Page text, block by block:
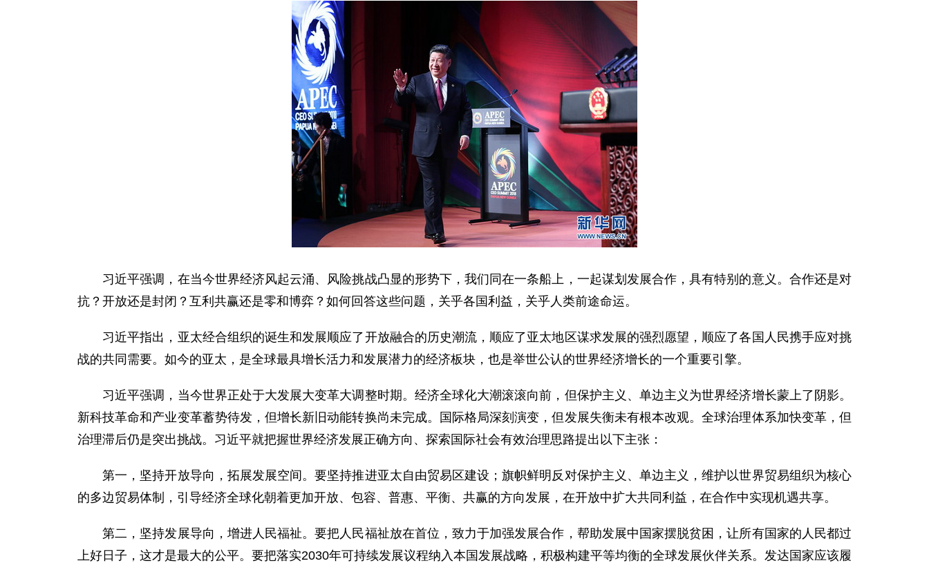
习近平强调，在当今世界经济风起云涌、风险挑战凸显的形势下，我们同在一条船上，一起谋划发展合作，具有特别的意义。合作还是对
抗？开放还是封闭？互利共赢还是零和博弈？如何回答这些问题，关乎各国利益，关乎人类前途命运。
习近平指出，亚太经合组织的诞生和发展顺应了开放融合的历史潮流，顺应了亚太地区谋求发展的强烈愿望，顺应了各国人民携手应对挑
战的共同需要。如今的亚太，是全球最具增长活力和发展潜力的经济板块，也是举世公认的世界经济增长的一个重要引擎。
习近平强调，当今世界正处于大发展大变革大调整时期。经济全球化大潮滚滚向前，但保护主义、单边主义为世界经济增长蒙上了阴影。
新科技革命和产业变革蓄势待发，但增长新旧动能转换尚未完成。国际格局深刻演变，但发展失衡未有根本改观。全球治理体系加快变革，但
治理滞后仍是突出挑战。习近平就把握世界经济发展正确方向、探索国际社会有效治理思路提出以下主张：
第一，坚持开放导向，拓展发展空间。要坚持推进亚太自由贸易区建设；旗帜鲜明反对保护主义、单边主义，维护以世界贸易组织为核心
的多边贸易体制，引导经济全球化朝着更加开放、包容、普惠、平衡、共赢的方向发展，在开放中扩大共同利益，在合作中实现机遇共享。
第二，坚持发展导向，增进人民福祉。要把人民福祉放在首位，致力于加强发展合作，帮助发展中国家摆脱贫困，让所有国家的人民都过
上好日子，这才是最大的公平。要把落实2030年可持续发展议程纳入本国发展战略，积极构建平等均衡的全球发展伙伴关系。发达国家应该履